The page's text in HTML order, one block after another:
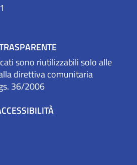
sono riutilizzabili solo alle
direttiva comunitaria
36/2006